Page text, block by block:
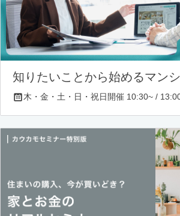
知りたいことから始めるマン